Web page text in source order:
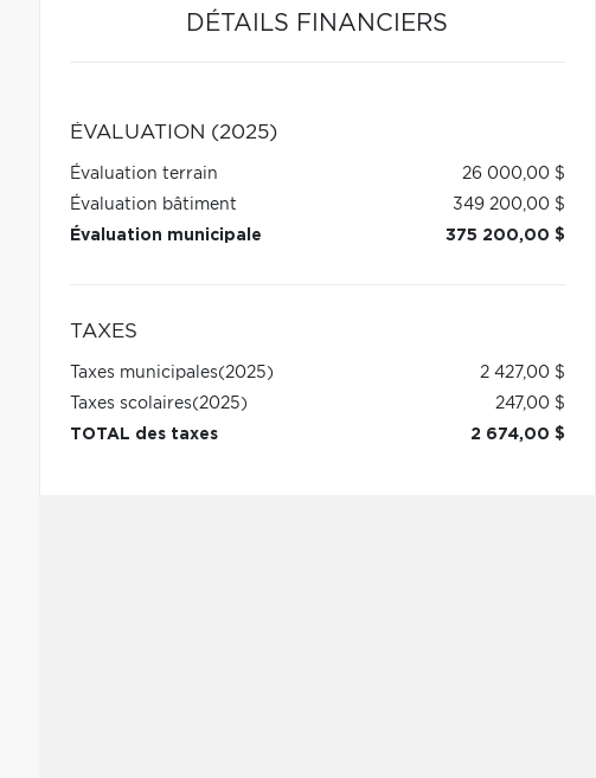
DÉTAILS FINANCIERS
ÉVALUATION (2025)
Évaluation terrain
26 000,00 $
Évaluation bâtiment
349 200,00 $
Évaluation municipale
375 200,00 $
TAXES
Taxes municipales(2025)
2 427,00 $
Taxes scolaires(2025)
247,00 $
TOTAL des taxes
2 674,00 $